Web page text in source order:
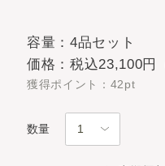
容量：4品セット
価格：税込23,100円
獲得ポイント：42pt
数量